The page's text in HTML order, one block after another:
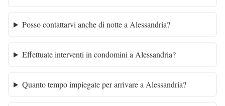
Posso contattarvi anche di notte a Alessandria?
Effettuate interventi in condomini a Alessandria?
Quanto tempo impiegate per arrivare a Alessandria?